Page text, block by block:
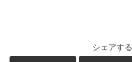
シェアする